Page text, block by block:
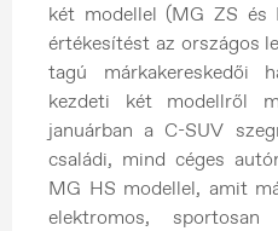
két modellel (MG ZS és
értékesítést az országos
tagú márkakereskedői
kezdeti két modellről
januárban a C-SUV
családi, mind céges
MG HS modellel, amit
elektromos,